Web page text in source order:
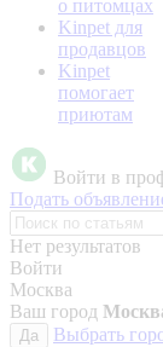
о питомцах
Kinpet для
продавцов
Kinpet
помогает
приютам
Войти в
Подать
Нет результатов
Войти
Москва
Ваш город
Да
Выбрать